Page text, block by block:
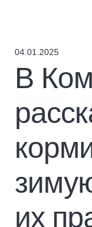
04.01.2025
В
их